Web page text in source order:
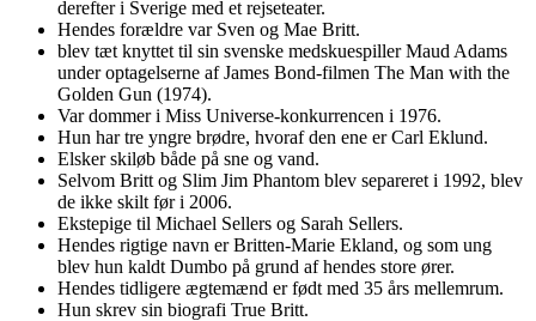
derefter i Sverige med et rejseteater.
Hendes forældre var Sven og Mae Britt.
blev tæt knyttet til sin svenske medskuespiller Maud Adams
under optagelserne af James Bond-filmen The Man with the
Golden Gun (1974).
Var dommer i Miss Universe-konkurrencen i 1976.
Hun har tre yngre brødre, hvoraf den ene er Carl Eklund.
Elsker skiløb både på sne og vand.
Selvom Britt og Slim Jim Phantom blev separeret i 1992, blev
de ikke skilt før i 2006.
Ekstepige til Michael Sellers og Sarah Sellers.
Hendes rigtige navn er Britten-Marie Ekland, og som ung
blev hun kaldt Dumbo på grund af hendes store ører.
Hendes tidligere ægtemænd er født med 35 års mellemrum.
Hun skrev sin biografi True Britt.